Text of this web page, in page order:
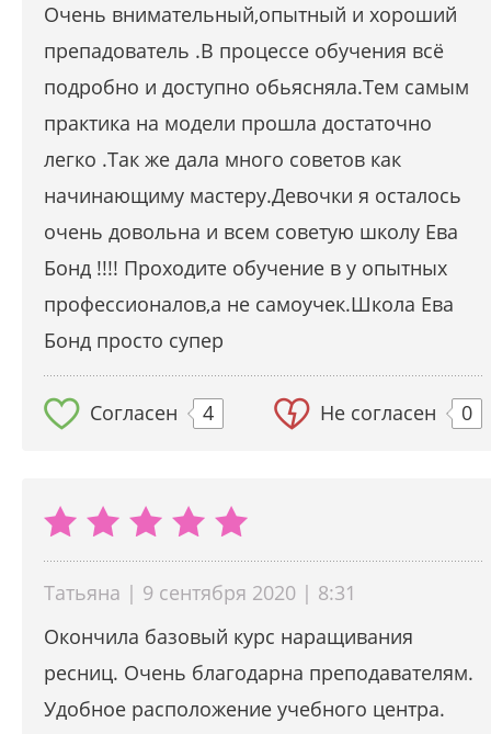
Очень внимательный,опытный и хороший
препадователь .В процессе обучения всё
подробно и доступно обьясняла.Тем самым
практика на модели прошла достаточно
легко .Так же дала много советов как
начинающиму мастеру.Девочки я осталось
очень довольна и всем советую школу Ева
Бонд !!!! Проходите обучение в у опытных
профессионалов,а не самоучек.Школа Ева
Бонд просто супер
Согласен 4 Не согласен 0
Татьяна | 9 сентября 2020 | 8:31
Окончила базовый курс наращивания
ресниц. Очень благодарна преподавателям.
Удобное расположение учебного центра.